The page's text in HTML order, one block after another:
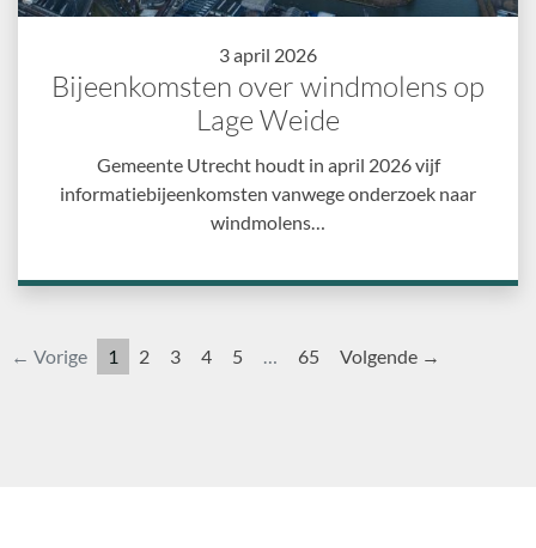
3 april 2026
Bijeenkomsten over windmolens op
Lage Weide
Gemeente Utrecht houdt in april 2026 vijf
informatiebijeenkomsten vanwege onderzoek naar
windmolens…
← Vorige 1 2 3 4 5 … 65 Volgende →